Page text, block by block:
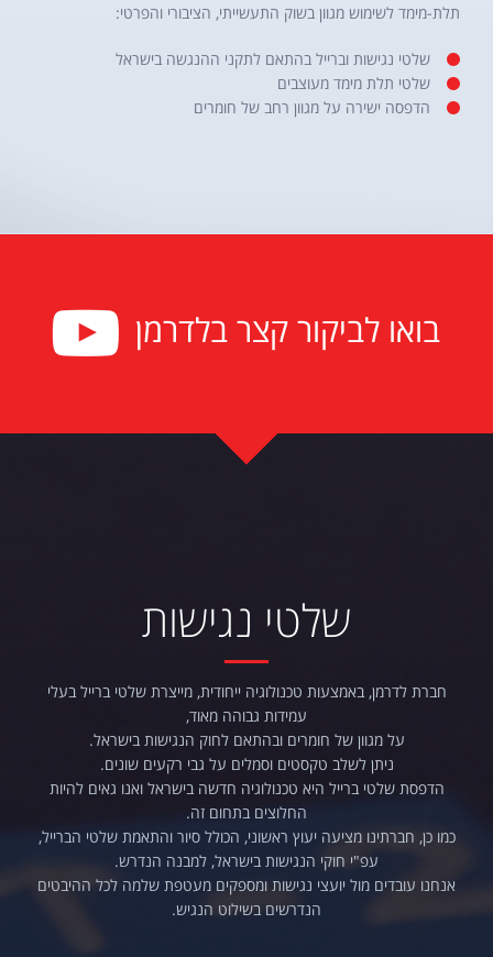
תלת-מימד לשימוש מגוון בשוק התעשייתי, הציבורי והפרטי:
שלטי נגישות וברייל בהתאם לתקני ההנגשה בישראל
שלטי תלת מימד מעוצבים
הדפסה ישירה על מגוון רחב של חומרים
בואו לביקור קצר בלדרמן
שלטי נגישות
חברת לדרמן, באמצעות טכנולוגיה ייחודית, מייצרת שלטי ברייל בעלי
עמידות גבוהה מאוד,
על מגוון של חומרים ובהתאם לחוק הנגישות בישראל.
ניתן לשלב טקסטים וסמלים על גבי רקעים שונים.
הדפסת שלטי ברייל היא טכנולוגיה חדשה בישראל ואנו גאים להיות
החלוצים בתחום זה.
כמו כן, חברתינו מציעה יעוץ ראשוני, הכולל סיור והתאמת שלטי הברייל,
עפ"י חוקי הנגישות בישראל, למבנה הנדרש.
אנחנו עובדים מול יועצי נגישות ומספקים מעטפת שלמה לכל ההיבטים
הנדרשים בשילוט הנגיש.